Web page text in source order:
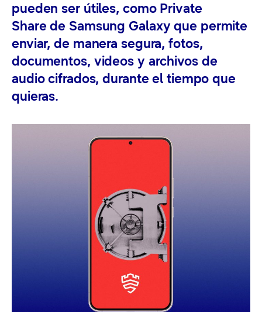
pueden ser útiles, como Private
Share de Samsung Galaxy que permite
enviar, de manera segura, fotos,
documentos, videos y archivos de
audio cifrados, durante el tiempo que
quieras.